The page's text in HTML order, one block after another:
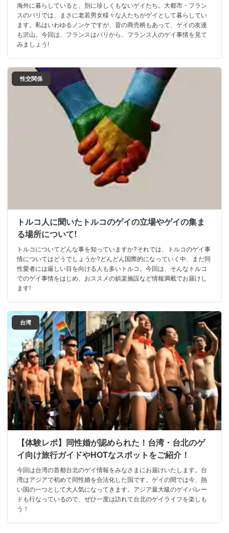
海外に暮らしていると、別に珍しくもないゲイたち。大都市・フラン
スのパリでは、まさに老若男女様々な人たちがゲイとして暮らしてい
ます。私はいわゆるノンケですが、昔の商売柄もあって、ゲイの友達
も沢山。今回は、フランスはパリから、フランス人のゲイ事情を見て
みましょう!
性交関係
トルコ人に聞いたトルコのゲイの立場やゲイの集ま
る場所について!
トルコについてどんな事を知っていますか?それでは、トルコのゲイ事
情についてはどうでしょうか?どんどん国際的になっていく中、まだ同
性愛者には厳しい目を向ける人も多いトルコ。今回は、そんなトルコ
でのゲイ事情をはじめ、おススメの娯楽施設など情報満載でお届けし
ます!
台湾
【体験レポ】同性婚が認められた！台湾・台北のゲ
イ向け旅行ガイドやHOTなスポットをご紹介！
今回は台湾の首都台北のゲイ情報をみなさまにお届けいたします。台
湾はアジアで初めて同性婚を合法化した国です。ゲイの間では今、熱
い国の一つとして大人気になってきます。アジア最大級のゲイパレー
ドも行なっているので、ぜひ一度は訪れて台北のゲイライフを楽しも
う！